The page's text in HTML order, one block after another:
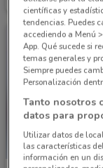
Caduca hoy
científicas y
tendencias. Puedes
accediendo a Menú
App. Qué sucede si
temas generales y
Siempre puedes
Personalización
Tanto nosotros
datos para
Utilizar datos de
las características
información en un